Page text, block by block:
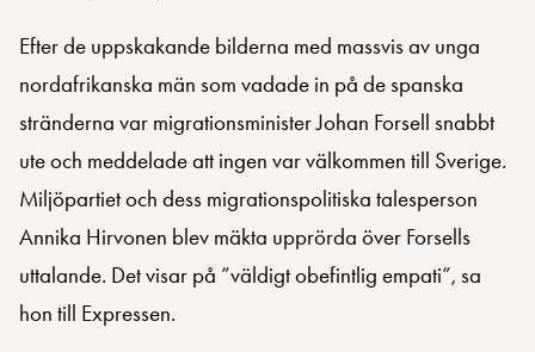
Efter de uppskakande bilderna med massvis av unga
nordafrikanska män som vadade in på de spanska
stränderna var migrationsminister Johan Forsell snabbt
ute och meddelade att ingen var välkommen till Sverige.
Miljöpartiet och dess migrationspolitiska talesperson
Annika Hirvonen blev mäkta upprörda över Forsells
uttalande. Det visar på ”väldigt obefintlig empati”, sa
hon till Expressen.